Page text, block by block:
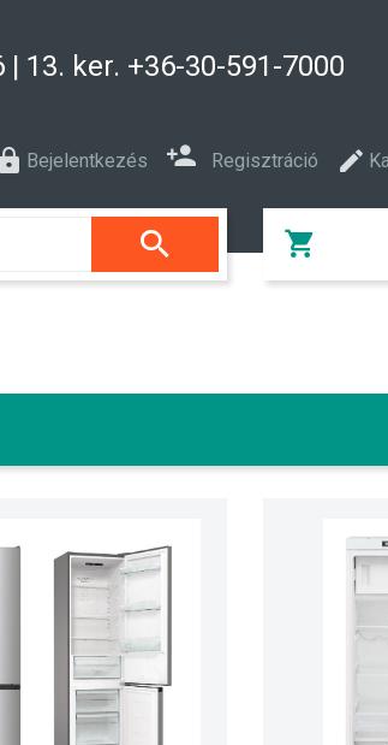
13. ker. +36-30-591-7000
Bejelentkezés Regisztráció
